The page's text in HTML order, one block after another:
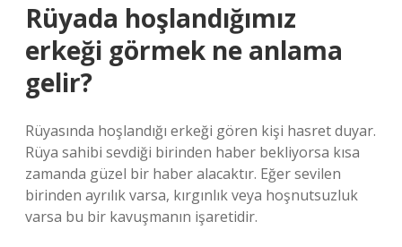
Rüyada hoşlandığımız
erkeği görmek ne anlama
gelir?
Rüyasında hoşlandığı erkeği gören kişi hasret duyar.
Rüya sahibi sevdiği birinden haber bekliyorsa kısa
zamanda güzel bir haber alacaktır. Eğer sevilen
birinden ayrılık varsa, kırgınlık veya hoşnutsuzluk
varsa bu bir kavuşmanın işaretidir.